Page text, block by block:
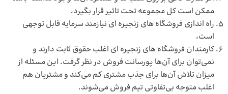
ممکن است کل مجموعه تحت تاثیر قرار بگیرد،
راه اندازی فروشگاه های زنجیره ای نیازمند سرمایه قابل توجهی
است،
کارمندان فروشگاه های زنجیره ای اغلب حقوق ثابت دارند و
نمی‌توان برای آن‌ها پورسانت فروش در نظر گرفت. این مسئله از
میزان تلاش آن‌ها برای جذب مشتری کم می‌کند و مشتریان هم
اغلب متوجه بی‌تفاوتی تیم فروش می‌شوند.